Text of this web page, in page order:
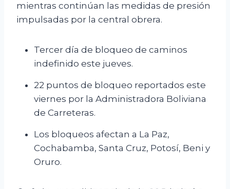
mientras continúan las medidas de presión
impulsadas por la central obrera.
Tercer día de bloqueo de caminos
indefinido este jueves.
22 puntos de bloqueo reportados este
viernes por la Administradora Boliviana
de Carreteras.
Los bloqueos afectan a La Paz,
Cochabamba, Santa Cruz, Potosí, Beni y
Oruro.